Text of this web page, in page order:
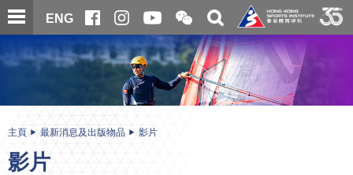
跳
至
內
ENG
開
合
微
信
二
維
碼
關
搜
尋
内
主頁 最新消息及出版物品 影片
影片